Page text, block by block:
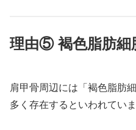
理由⑤ 褐色脂肪細
肩甲骨周辺には「褐色脂肪
多く存在するといわれていま